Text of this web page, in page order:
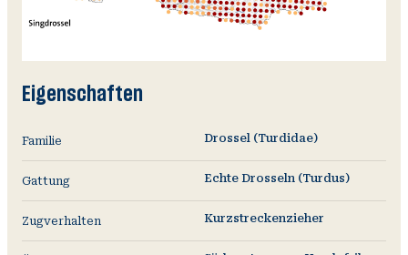
Eigenschaften
Familie Drossel (Turdidae)
Gattung Echte Drosseln (Turdus)
Zugverhalten Kurzstreckenzieher